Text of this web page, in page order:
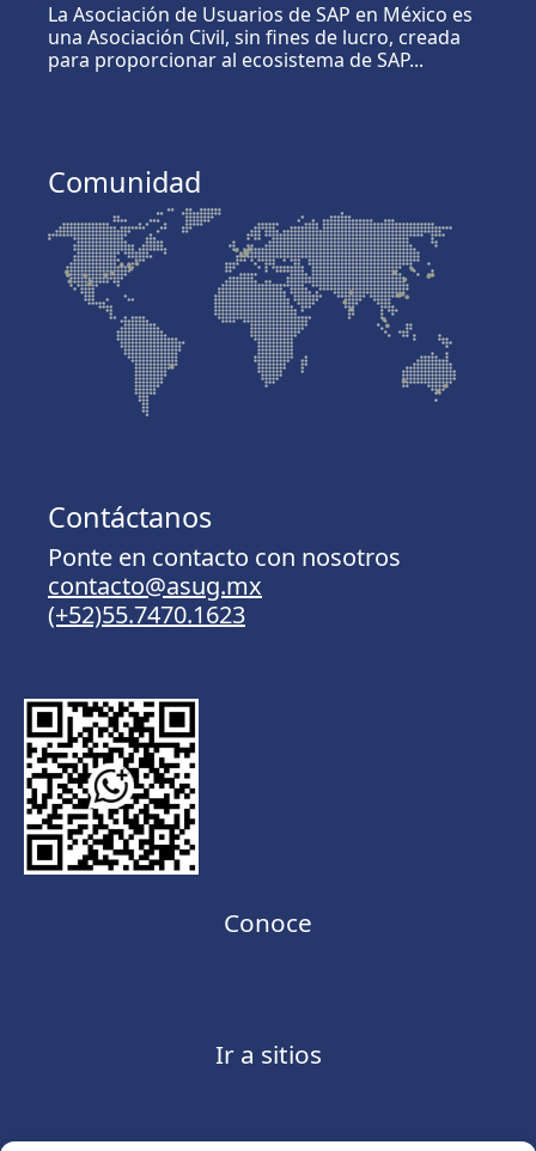
La Asociación de Usuarios de SAP en México es
una Asociación Civil, sin fines de lucro, creada
para proporcionar al ecosistema de SAP...
Comunidad
Contáctanos
Ponte en contacto con nosotros
contacto@asug.mx
(+52)55.7470.1623
Conoce
Ir a sitios